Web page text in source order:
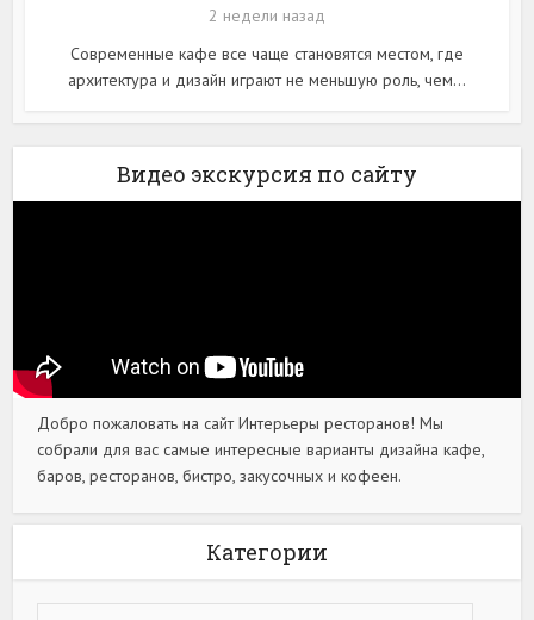
2 недели назад
Современные кафе все чаще становятся местом, где
архитектура и дизайн играют не меньшую роль, чем...
Видео экскурсия по сайту
Добро пожаловать на сайт Интерьеры ресторанов! Мы
собрали для вас самые интересные варианты дизайна кафе,
баров, ресторанов, бистро, закусочных и кофеен.
Категории